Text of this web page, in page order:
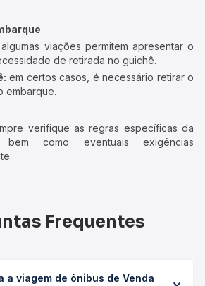
algumas viações permitem apresentar o
de retirada no guichê.
em certos casos, é necessário retirar o
embarque.
verifique as regras específicas da
bem como eventuais exigências
Frequentes
a viagem de ônibus de Venda